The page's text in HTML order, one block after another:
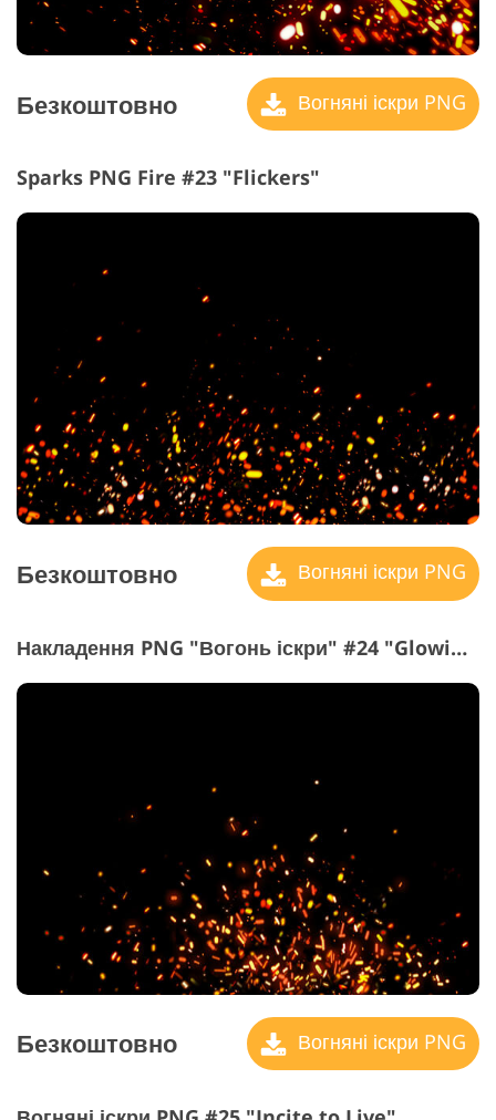
Безкоштовно Вогняні іскри PNG
Sparks PNG Fire #23 "Flickers"
Безкоштовно Вогняні іскри PNG
Накладення PNG "Вогонь іскри" #24 "Glowing Atoms"
Безкоштовно Вогняні іскри PNG